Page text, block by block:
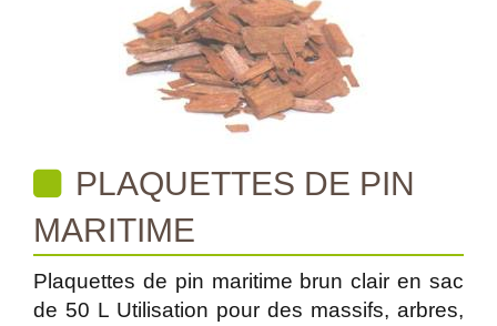
PLAQUETTES DE PIN
MARITIME
Plaquettes de pin maritime brun clair en sac
de 50 L Utilisation pour des massifs, arbres,